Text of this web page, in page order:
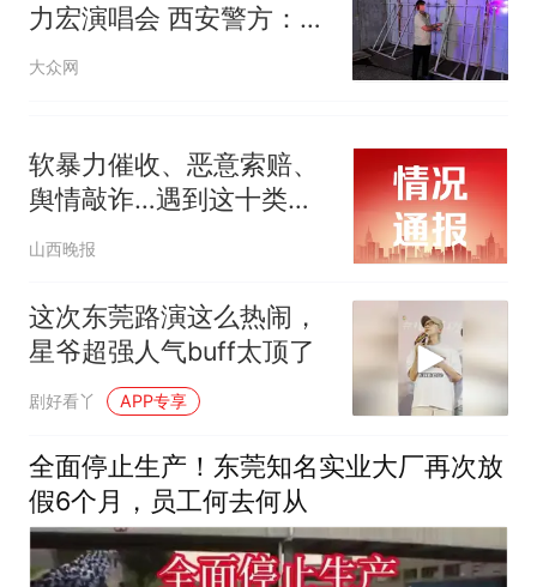
力宏演唱会 西安警方：带
人钻围挡，违法！
大众网
软暴力催收、恶意索赔、
舆情敲诈…遇到这十类黑
恶犯罪，请举报
山西晚报
这次东莞路演这么热闹，
星爷超强人气buff太顶了
剧好看丫 APP专享
全面停止生产！东莞知名实业大厂再次放
假6个月，员工何去何从